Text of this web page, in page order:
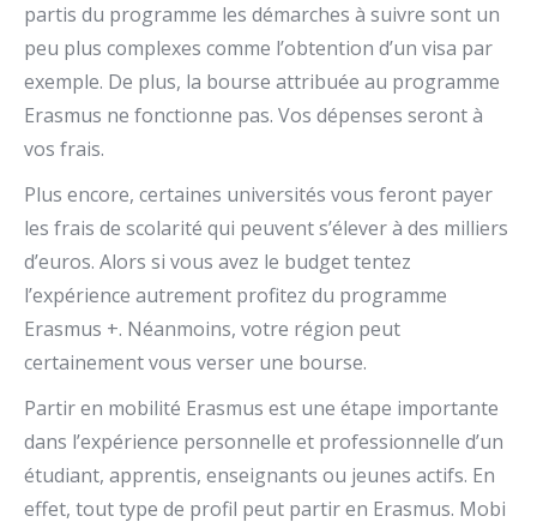
partis du programme les démarches à suivre sont un
peu plus complexes comme l’obtention d’un visa par
exemple. De plus, la bourse attribuée au programme
Erasmus ne fonctionne pas. Vos dépenses seront à
vos frais.
Plus encore, certaines universités vous feront payer
les frais de scolarité qui peuvent s’élever à des milliers
d’euros. Alors si vous avez le budget tentez
l’expérience autrement profitez du programme
Erasmus +. Néanmoins, votre région peut
certainement vous verser une bourse.
Partir en mobilité Erasmus est une étape importante
dans l’expérience personnelle et professionnelle d’un
étudiant, apprentis, enseignants ou jeunes actifs. En
effet, tout type de profil peut partir en Erasmus. Mobi